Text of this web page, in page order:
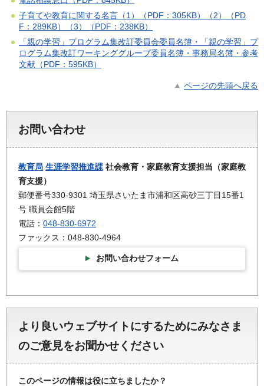
子育てや教育に関する名言（1）（PDF：305KB）
（2）（PD
F：289KB）
（3）（PDF：238KB）
「親の学習」プログラム集改訂委員会委員名簿・「親の学習」プ
ログラム集改訂ワーキンググループ委員名簿・事務局名簿・参考
文献（PDF：595KB）
ページの先頭へ戻る
お問い合わせ
教育局 生涯学習推進課 社会教育・家庭教育支援担当（家庭教
育支援）
郵便番号330-9301 埼玉県さいたま市浦和区高砂三丁目15番1
号 職員会館5階
電話： 048-830-6972
ファックス：048-830-4964
お問い合わせフォーム
より良いウェブサイトにするためにみなさま
のご意見をお聞かせください
このページの情報は役に立ちましたか？